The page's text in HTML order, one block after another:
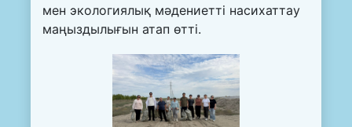
мен экологиялық мәдениетті насихаттау
маңыздылығын атап өтті.